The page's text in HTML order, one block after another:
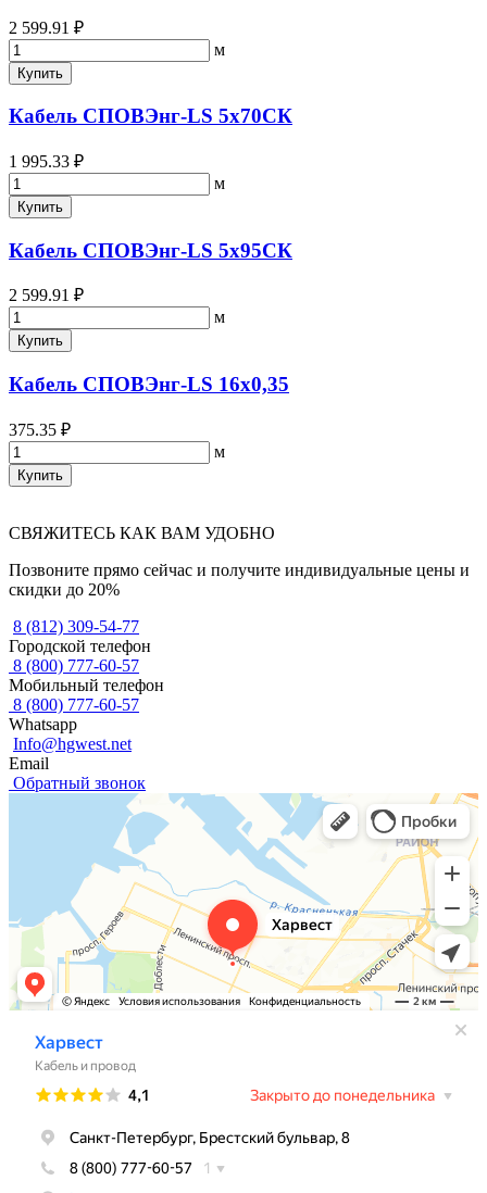
2 599.91 ₽
м
Купить
Кабель СПОВЭнг-LS 5х70СК
1 995.33 ₽
м
Купить
Кабель СПОВЭнг-LS 5х95СК
2 599.91 ₽
м
Купить
Кабель СПОВЭнг-LS 16х0,35
375.35 ₽
м
Купить
СВЯЖИТЕСЬ КАК ВАМ УДОБНО
Позвоните прямо сейчас и получите индивидуальные цены и
скидки до 20%
8 (812) 309-54-77
Городской телефон
8 (800) 777-60-57
Мобильный телефон
8 (800) 777-60-57
Whatsapp
Info@hgwest.net
Email
Обратный звонок